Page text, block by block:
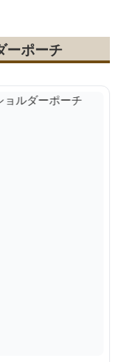
ーポーチ